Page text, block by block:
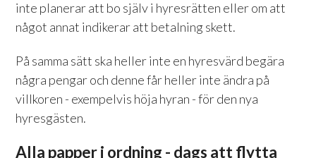
inte planerar att bo själv i hyresrätten eller om att
något annat indikerar att betalning skett.
På samma sätt ska heller inte en hyresvärd begära
några pengar och denne får heller inte ändra på
villkoren - exempelvis höja hyran - för den nya
hyresgästen.
Alla papper i ordning - dags att flytta